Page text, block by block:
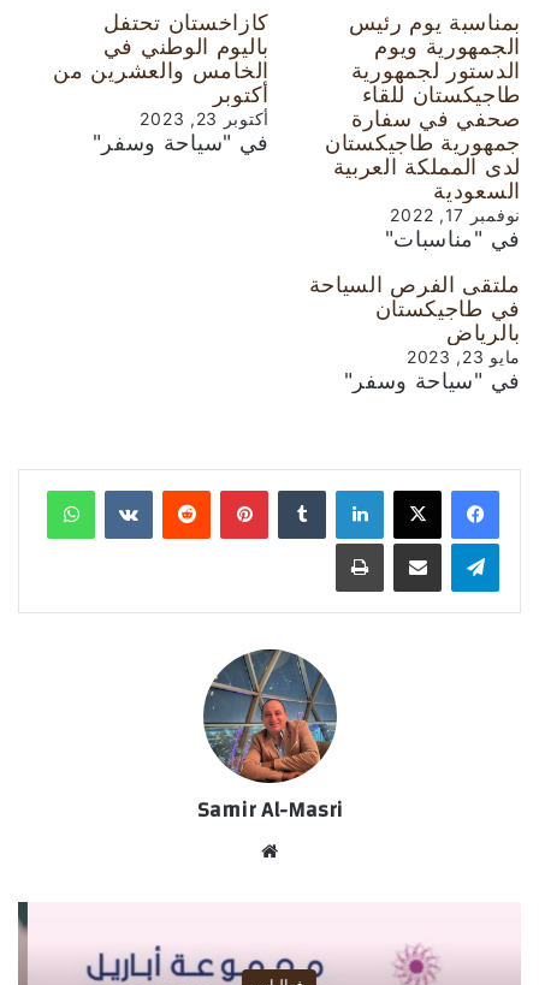
بمناسبة يوم رئيس
الجمهورية ويوم
الدستور لجمهورية
طاجيكستان للقاء
صحفي في سفارة
جمهورية طاجيكستان
لدى المملكة العربية
السعودية
نوفمبر 17, 2022
في "مناسبات"
كازاخستان تحتفل
باليوم الوطني في
الخامس والعشرين من
أكتوبر
أكتوبر 23, 2023
في "سياحة وسفر"
ملتقى الفرص السياحة
في طاجيكستان
بالرياض
مايو 23, 2023
في "سياحة وسفر"
لينكدإن بينتيريست
Samir Al-Masri